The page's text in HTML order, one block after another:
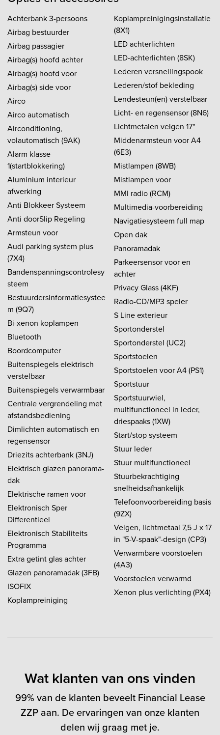
Achterbank 3-persoons
Airbag bestuurder
Airbag passagier
Airbag(s) hoofd achter
Airbag(s) hoofd voor
Airbag(s) side voor
Airco
Airco automatisch
Airconditioning,
volautomatisch (9AK)
Alarm klasse
1(startblokkering)
Aluminium interieur
afwerking
Anti Blokkeer Systeem
Anti doorSlip Regeling
Armsteun voor
Audi parking system plus
(7X4)
Bandenspanningscontrolesy
steem
Bestuurdersinformatiesystee
m (9Q7)
Bi-xenon koplampen
Bluetooth
Boordcomputer
Buitenspiegels elektrisch
verstelbaar
Buitenspiegels verwarmbaar
Centrale vergrendeling met
afstandsbediening
Dimlichten automatisch en
regensensor
Driezits achterbank (3NJ)
Elektrisch glazen panorama-
dak
Elektrische ramen voor
Elektronisch Sper
Differentieel
Elektronisch Stabiliteits
Programma
Extra getint glas achter
Glazen panoramadak (3FB)
ISOFIX
Koplampreiniging
Koplampreinigingsinstallatie
(8X1)
LED achterlichten
LED-achterlichten (8SK)
Lederen versnellingspook
Lederen/stof bekleding
Lendesteun(en) verstelbaar
Licht- en regensensor (8N6)
Lichtmetalen velgen 17"
Middenarmsteun voor A4
(6E3)
Mistlampen (8WB)
Mistlampen voor
MMI radio (RCM)
Multimedia-voorbereiding
Navigatiesysteem full map
Open dak
Panoramadak
Parkeersensor voor en
achter
Privacy Glass (4KF)
Radio-CD/MP3 speler
S Line exterieur
Sportonderstel
Sportonderstel (UC2)
Sportstoelen
Sportstoelen voor A4 (PS1)
Sportstuur
Sportstuurwiel,
multifunctioneel in leder,
driespaaks (1XW)
Start/stop systeem
Stuur leder
Stuur multifunctioneel
Stuurbekrachtiging
snelheidsafhankelijk
Telefoonvoorbereiding basis
(9ZX)
Velgen, lichtmetaal 7,5 J x 17
in "5-V-spaak"-design (CP3)
Verwarmbare voorstoelen
(4A3)
Voorstoelen verwarmd
Xenon plus verlichting (PX4)
Wat klanten van ons vinden
99% van de klanten beveelt Financial Lease
ZZP aan. De ervaringen van onze klanten
delen wij graag met je.